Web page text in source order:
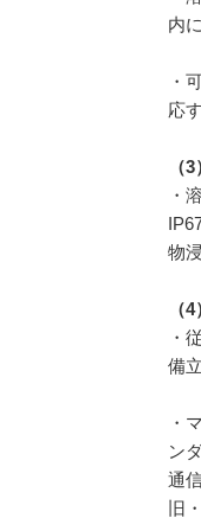
内
・
応
（3
・
物
（4
・
備
・
ン
通
旧